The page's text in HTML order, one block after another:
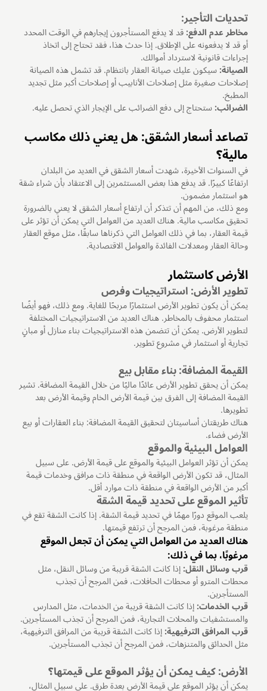
تحديات التأجير:
مخاطر عدم الدفع:قد لا يدفع المستأجرون إيجارهم في الوقت المحدد
أو قد لا يدفعونه على الإطلاق. إذا حدث هذا، فقد تحتاج إلى اتخاذ
إجراءات قانونية لاسترداد أموالك.
الصيانة:سيكون عليك صيانة العقار بانتظام. قد تشمل هذه الصيانة
إصلاحات صغيرة مثل إصلاحات الأنابيب أو إصلاحات أكبر مثل تجديد
المطبخ.
الضرائب:ستحتاج إلى دفع الضرائب على الإيجار الذي تحصل عليه.
تصاعد أسعار الشقق: هل يعني ذلك مكاسب
مالية؟
في السنوات الأخيرة، شهدت أسعار الشقق في العديد من البلدان
ارتفاعًا كبيرًا. قد يدفع هذا بعض المستثمرين إلى الاعتقاد بأن شراء شقة
هو استثمار مضمون.
ومع ذلك، من المهم أن تتذكر أن ارتفاع أسعار الشقق لا يعني بالضرورة
تحقيق مكاسب مالية. هناك العديد من العوامل التي يمكن أن تؤثر على
قيمة العقار، بما في ذلك العوامل التي ذكرناها سابقًا، مثل موقع العقار
وحالة العقار ومعدلات الفائدة والعوامل الاقتصادية.
الأرض كاستثمار
تطوير الأرض: استراتيجيات وفرص
يمكن أن يكون تطوير الأرض استثمارًا مربحًا للغاية. ومع ذلك، فهو أيضًا
استثمار محفوف بالمخاطر. هناك العديد من الاستراتيجيات المختلفة
لتطوير الأرض. يمكن أن تتضمن هذه الاستراتيجيات بناء منازل أو مبانٍ
تجارية أو استثمار في مشروع تطوير.
القيمة المضافة: بناء مقابل بيع
يمكن أن يحقق تطوير الأرض عائدًا ماليًا من خلال القيمة المضافة. تشير
القيمة المضافة إلى الفرق بين قيمة الأرض الخام وقيمة الأرض بعد
تطويرها.
هناك طريقتان أساسيتان لتحقيق القيمة المضافة: بناء العقارات أو بيع
الأرض فضاء.
العوامل البيئية والموقع
يمكن أن تؤثر العوامل البيئية والموقع على قيمة الأرض. على سبيل
المثال، قد تكون الأرض الواقعة في منطقة ذات مرافق وخدمات قيمة
أكبر من الأرض الواقعة في منطقة ذات موارد أقل.
تأثير الموقع على تحديد قيمة الشقة
يلعب الموقع دورًا مهمًا في تحديد قيمة الشقة. إذا كانت الشقة تقع في
منطقة مرغوبة، فمن المرجح أن ترتفع قيمتها.
هناك العديد من العوامل التي يمكن أن تجعل الموقع
مرغوبًا، بما في ذلك:
قرب وسائل النقل:إذا كانت الشقة قريبة من وسائل النقل، مثل
محطات المترو أو محطات الحافلات، فمن المرجح أن تجذب
المستأجرين.
قرب الخدمات:إذا كانت الشقة قريبة من الخدمات، مثل المدارس
والمستشفيات والمحلات التجارية، فمن المرجح أن تجذب المستأجرين.
قرب المرافق الترفيهية:إذا كانت الشقة قريبة من المرافق الترفيهية،
مثل الحدائق والمتنزهات، فمن المرجح أن تجذب المستأجرين.
الأرض: كيف يمكن أن يؤثر الموقع على قيمتها؟
يمكن أن يؤثر الموقع على قيمة الأرض بعدة طرق. على سبيل المثال،